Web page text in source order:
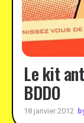
Le kit
BDDO
18 janvier 2012